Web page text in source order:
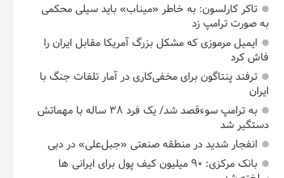
تاکر کارلسون: به خاطر «میناب» باید سیلی محکمی
به صورت ترامپ زد
ایمیل مرموزی که مشکل بزرگ آمریکا مقابل ایران را
فاش کرد
ترفند پنتاگون برای مخفی‌کاری در آمار تلفات جنگ با
ایران
به ترامپ سوءقصد شد/ یک فرد ۳۸ ساله با مهماتش
دستگیر شد
انفجار شدید در منطقه صنعتی «جبل‌علی» در دبی
بانک مرکزی: ۹۰ میلیون کیف پول برای ایرانی ها